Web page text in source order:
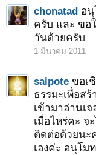
chonatad อ
ครับ และ ขอ
วันด้วยครับ
1 มีนาคม 2011
saipote ขอเ
ธรรมะเพื่อส
เข้ามาอ่านเ
เมื่อไหร่คะ จ
ติดต่อด้วยนะ
เองค่ะ อนุโม